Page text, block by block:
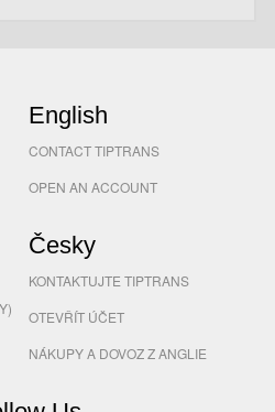
English
CONTACT TIPTRANS
OPEN AN ACCOUNT
Česky
KONTAKTUJTE TIPTRANS
OTEVŘÍT ÚČET
NÁKUPY A DOVOZ Z ANGLIE